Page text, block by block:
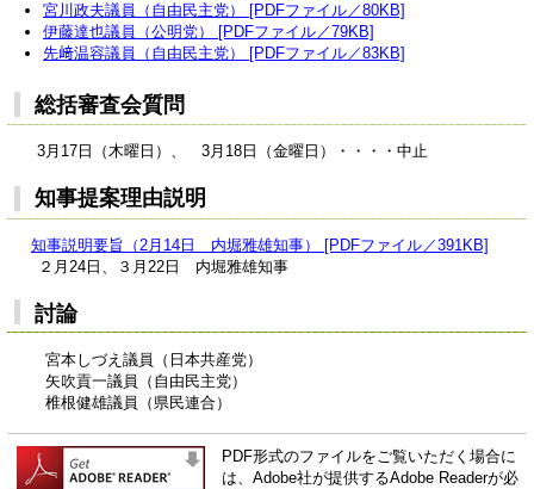
宮川政夫議員（自由民主党） [PDFファイル／80KB]
伊藤達也議員（公明党） [PDFファイル／79KB]
先﨑温容議員（自由民主党） [PDFファイル／83KB]
総括審査会質問
3月17日（木曜日）、 3月18日（金曜日）・・・・中止
知事提案理由説明
知事説明要旨（2月14日 内堀雅雄知事） [PDFファイル／391KB]
２月24日、３月22日 内堀雅雄知事
討論
宮本しづえ議員（日本共産党）
矢吹貢一議員（自由民主党）
椎根健雄議員（県民連合）
PDF形式のファイルをご覧いただく場合に
は、Adobe社が提供するAdobe Readerが必